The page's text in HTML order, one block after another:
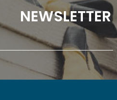
NEWSLETTER